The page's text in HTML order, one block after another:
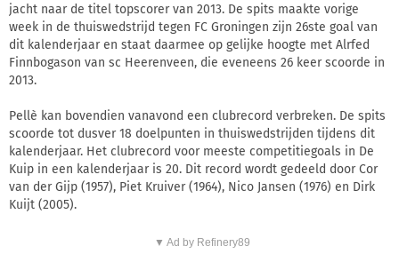
jacht naar de titel topscorer van 2013. De spits maakte vorige
week in de thuiswedstrijd tegen FC Groningen zijn 26ste goal van
dit kalenderjaar en staat daarmee op gelijke hoogte met Alrfed
Finnbogason van sc Heerenveen, die eveneens 26 keer scoorde in
2013.
Pellè kan bovendien vanavond een clubrecord verbreken. De spits
scoorde tot dusver 18 doelpunten in thuiswedstrijden tijdens dit
kalenderjaar. Het clubrecord voor meeste competitiegoals in De
Kuip in een kalenderjaar is 20. Dit record wordt gedeeld door Cor
van der Gijp (1957), Piet Kruiver (1964), Nico Jansen (1976) en Dirk
Kuijt (2005).
▼ Ad by Refinery89